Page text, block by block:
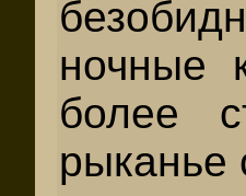
ночные
более
рыканье